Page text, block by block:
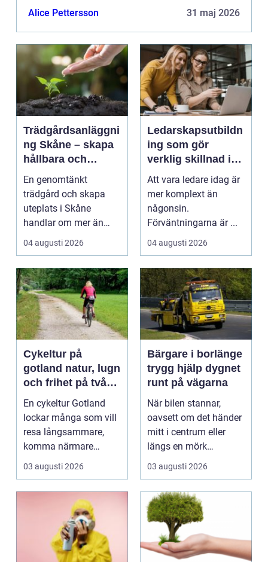
Heron City ger möjlighet till både avs...
Alice Pettersson 31 maj 2026
Trädgårdsanläggni
ng Skåne – skapa
hållbara och
vackra utemiljöer
året runt
En genomtänkt
trädgård och skapa
uteplats i Skåne
handlar om mer än
gr&au...
04 augusti 2026
Ledarskapsutbildn
ing som gör
verklig skillnad i
vardagen
Att vara ledare idag är
mer komplext än
någonsin.
Förväntningarna är ...
04 augusti 2026
Cykeltur på
gotland natur, lugn
och frihet på två
hjul
En cykeltur Gotland
lockar många som vill
resa långsammare,
komma närmare
naturen och känna
havsbris...
03 augusti 2026
Bärgare i borlänge
trygg hjälp dygnet
runt på vägarna
När bilen stannar,
oavsett om det händer
mitt i centrum eller
längs en mörk
landsväg, handlar allt
03 augusti 2026